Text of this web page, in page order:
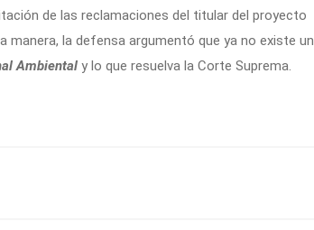
de las reclamaciones del titular del proyecto
la defensa argumentó que ya no existe un
Ambiental y lo que resuelva la Corte Suprema.